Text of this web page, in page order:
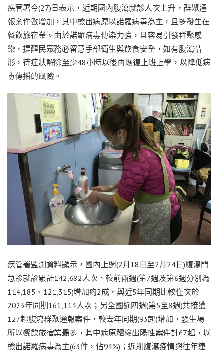
疾管署今(27)日表示，近期國內腹瀉就診人次上升，群聚通
報案件數增加，其中檢出病原以諾羅病毒為主，且多發生在
餐飲旅宿業。由於諾羅病毒傳染力強，且容易引發群聚感
染，提醒民眾務必留意手部衛生與飲食安全，如有腹瀉情
形，待症狀解除至少48小時以後再恢復上班上學，以降低病
毒傳播的風險。
疾管署監測資料顯示，國內上週(2月18日至2月24日)腹瀉門
急診就診累計142,682人次，較前兩週(第7週及第6週分別為
114,185、121,315)增加約2成，與近5年同期比較僅次於
2023年同期161,114人次；另全國近四週(第5至8週)共接獲
127起腹瀉群聚通報案件，較去年同期(93起)增加，發生場
所以餐飲旅宿業最多，其中病原體檢出陽性案件計67起，以
檢出諾羅病毒為主(63件，佔94%)；近期腹瀉疫情與往年連